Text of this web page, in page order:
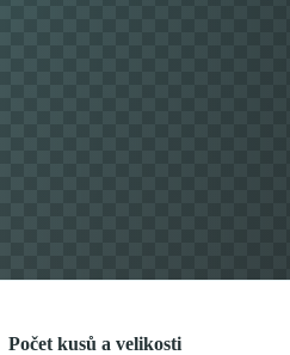
Počet kusů a velikosti